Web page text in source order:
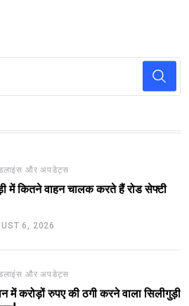
और अपडेट्स
में कितने वाहन चालक करते हैं रोड सेफ्टी
6, 2026
और अपडेट्स
में करोड़ों रुपए की ठगी करने वाला सिलीगुड़ी